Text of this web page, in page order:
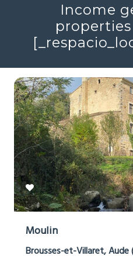
Income
Moulin
Brousses-et-Villaret, Aude